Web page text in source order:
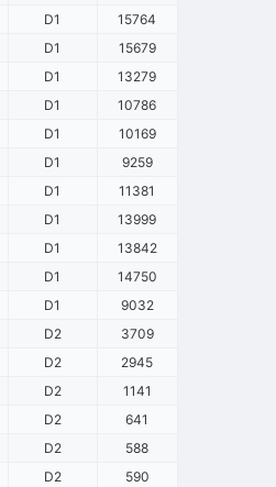
D1
15764
D1
15679
D1
13279
D1
10786
D1
10169
D1
9259
D1
11381
D1
13999
D1
13842
D1
14750
D1
9032
D2
3709
D2
2945
D2
1141
D2
641
D2
588
D2
590